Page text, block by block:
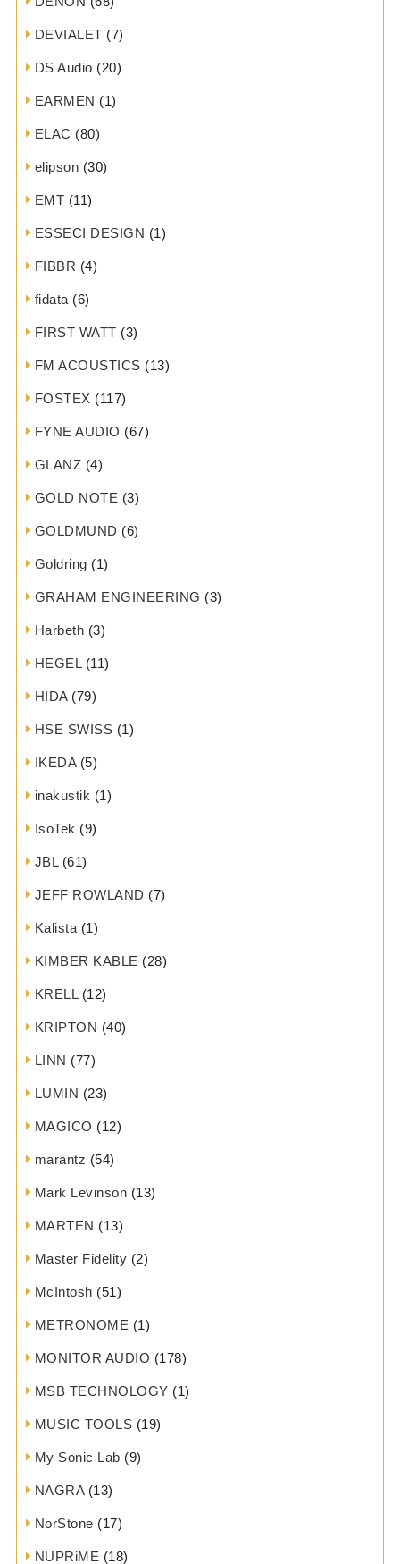
DEVIALET (7)
DS Audio (20)
EARMEN (1)
ELAC (80)
elipson (30)
EMT (11)
ESSECI DESIGN (1)
FIBBR (4)
fidata (6)
FIRST WATT (3)
FM ACOUSTICS (13)
FOSTEX (117)
FYNE AUDIO (67)
GLANZ (4)
GOLD NOTE (3)
GOLDMUND (6)
Goldring (1)
GRAHAM ENGINEERING (3)
Harbeth (3)
HEGEL(11)
HIDA(79)
HSE SWISS (1)
IKEDA(5)
inakustik (1)
IsoTek (9)
JBL(61)
JEFF ROWLAND (7)
Kalista (1)
KIMBER KABLE (28)
KRELL(12)
KRIPTON (40)
LINN (77)
LUMIN (23)
MAGICO (12)
marantz (54)
Mark Levinson (13)
MARTEN (13)
Master Fidelity (2)
McIntosh (51)
METRONOME (1)
MONITOR AUDIO (178)
MSB TECHNOLOGY (1)
MUSIC TOOLS (19)
My Sonic Lab (9)
NAGRA(13)
NorStone (17)
NUPRiME (18)